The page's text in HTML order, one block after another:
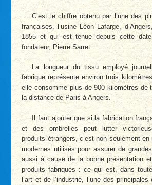
C’est le chiffre obtenu par l’une des
françaises, l’usine Léon Lafarge,
1855 et qui est tenue depuis cette
fondateur, Pierre Sarret.
La longueur du tissu employé
fabrique représente environ trois
elle consomme plus de 900 kilomètres de
la distance de Paris à Angers.
Il faut ajouter que si la fabrication
et des ombrelles peut lutter
produits étrangers, c’est non seulement
modernes utilisés pour assurer de
aussi à cause de la bonne présentation
produits fabriqués : ce qui est, dans
l’art et de l’industrie, l’une des